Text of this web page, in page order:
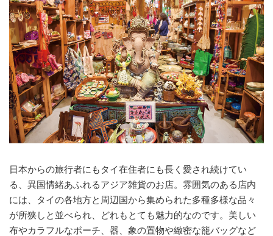
日本からの旅行者にもタイ在住者にも長く愛され続けてい
る、異国情緒あふれるアジア雑貨のお店。雰囲気のある店内
には、タイの各地方と周辺国から集められた多種多様な品々
が所狭しと並べられ、どれもとても魅力的なのです。美しい
布やカラフルなポーチ、器、象の置物や緻密な籠バッグなど